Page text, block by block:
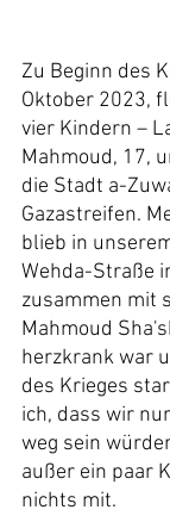
Zu Beginn des
Oktober 2023,
vier Kindern –
Mahmoud, 17,
die Stadt a-
Gazastreifen.
blieb in
Wehda-Straße
zusammen mit
Mahmoud
herzkrank war
des Krieges
ich, dass wir
weg sein
außer ein paar
nichts mit.